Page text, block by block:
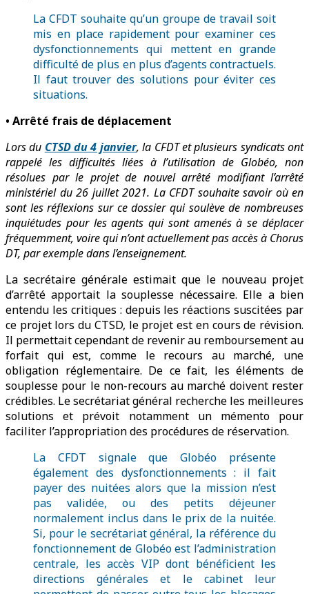
La CFDT souhaite qu’un groupe de travail soit
mis en place rapidement pour examiner ces
dysfonctionnements qui mettent en grande
difficulté de plus en plus d’agents contractuels.
Il faut trouver des solutions pour éviter ces
situations.
• Arrêté frais de déplacement
Lors du CTSD du 4 janvier, la CFDT et plusieurs syndicats ont
rappelé les difficultés liées à l’utilisation de Globéo, non
résolues par le projet de nouvel arrêté modifiant l’arrêté
ministériel du 26 juillet 2021. La CFDT souhaite savoir où en
sont les réflexions sur ce dossier qui soulève de nombreuses
inquiétudes pour les agents qui sont amenés à se déplacer
fréquemment, voire qui n’ont actuellement pas accès à Chorus
DT, par exemple dans l’enseignement.
La secrétaire générale estimait que le nouveau projet
d’arrêté apportait la souplesse nécessaire. Elle a bien
entendu les critiques : depuis les réactions suscitées par
ce projet lors du CTSD, le projet est en cours de révision.
Il permettait cependant de revenir au remboursement au
forfait qui est, comme le recours au marché, une
obligation réglementaire. De ce fait, les éléments de
souplesse pour le non-recours au marché doivent rester
crédibles. Le secrétariat général recherche les meilleures
solutions et prévoit notamment un mémento pour
faciliter l’appropriation des procédures de réservation.
La CFDT signale que Globéo présente
également des dysfonctionnements : il fait
payer des nuitées alors que la mission n’est
pas validée, ou des petits déjeuner
normalement inclus dans le prix de la nuitée.
Si, pour le secrétariat général, la référence du
fonctionnement de Globéo est l’administration
centrale, les accès VIP dont bénéficient les
directions générales et le cabinet leur